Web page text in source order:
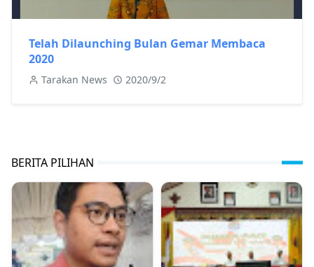
Telah Dilaunching Bulan Gemar Membaca
2020
Tarakan News 2020/9/2
BERITA PILIHAN